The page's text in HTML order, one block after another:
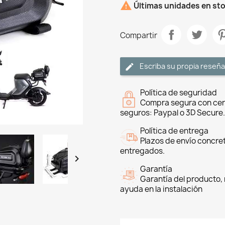

 Últimas unidades en
Compartir
Escriba su propia reseña
Política de seguridad
Compra segura con
seguros: Paypal o 3D Secure.
Política de entrega
Plazos de envío
entregados.
Garantía
Garantía del producto,
ayuda en la instalación